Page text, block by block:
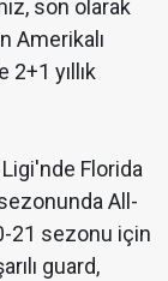
son olarak
Amerikalı
yıllık
Florida
All-
21 sezonu için
guard,